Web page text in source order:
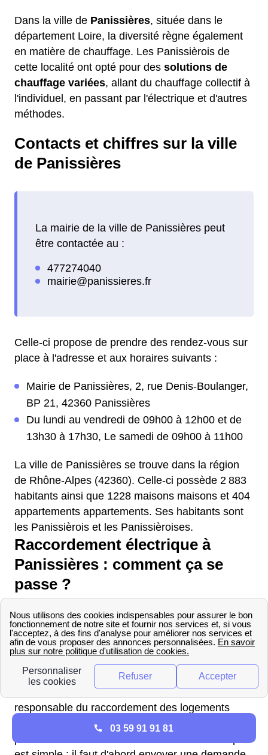
Dans la ville de Panissières, située dans le
département Loire, la diversité règne également
en matière de chauffage. Les Panissièrois de
cette localité ont opté pour des solutions de
chauffage variées, allant du chauffage collectif à
l'individuel, en passant par l'électrique et d'autres
méthodes.
Contacts et chiffres sur la ville
de Panissières
La mairie de la ville de Panissières peut
être contactée au :
Celle-ci propose de prendre des rendez-vous sur
place à l'adresse et aux horaires suivants :
Mairie de Panissières, 2, rue Denis-Boulanger,
BP 21, 42360 Panissières
Du lundi au vendredi de 09h00 à 12h00 et de
13h30 à 17h30, Le samedi de 09h00 à 11h00
La ville de Panissières se trouve dans la région
de Rhône-Alpes (42360). Celle-ci possède 2 883
habitants ainsi que 1228 maisons maisons et 404
appartements appartements. Ses habitants sont
les Panissièrois et les Panissièroises.
Raccordement électrique à
Panissières : comment ça se
passe ?
à Panissières, c'est ENEDIS (ex-ERDF) qui
assure le bon fonctionnement du marché de
l'électricité du fait de sa neutralité face aux
la région Rhône-Alpes et dans la majorité du
territoire français, c'est aussi ENEDIS qui est
responsable du raccordement des logements
neufs au réseau électrique. à Panissières, la
03 59 91 91 81